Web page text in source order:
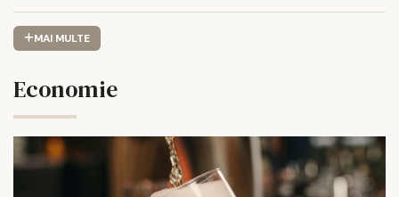
MAI MULTE
Economie